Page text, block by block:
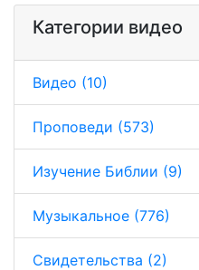
Категории видео
Видео (10)
Проповеди (573)
Изучение Библии (9)
Музыкальное (776)
Свидетельства (2)